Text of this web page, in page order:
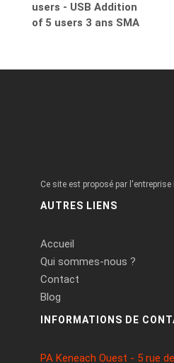
users - USB Addition
of 5 users 3 ans SMA
Ce site est proposé par l'entreprise
AUTRES LIENS
Accueil
Qui sommes-nous ?
Contact
Blog
INFORMATIONS DE
PA Keneach Ouest - 5 rue